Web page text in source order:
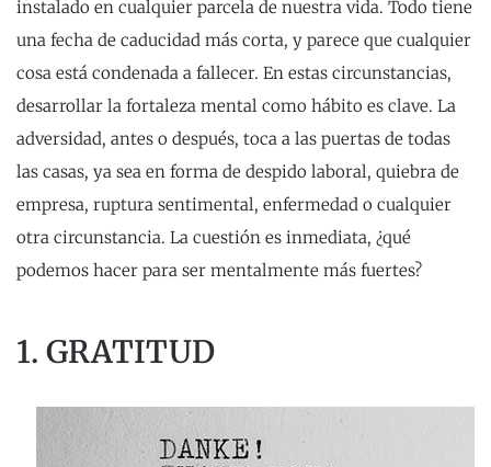
instalado en cualquier parcela de nuestra vida. Todo tiene
una fecha de caducidad más corta, y parece que cualquier
cosa está condenada a fallecer. En estas circunstancias,
desarrollar la fortaleza mental como hábito es clave. La
adversidad, antes o después, toca a las puertas de todas
las casas, ya sea en forma de despido laboral, quiebra de
empresa, ruptura sentimental, enfermedad o cualquier
otra circunstancia. La cuestión es inmediata, ¿qué
podemos hacer para ser mentalmente más fuertes?
1. GRATITUD